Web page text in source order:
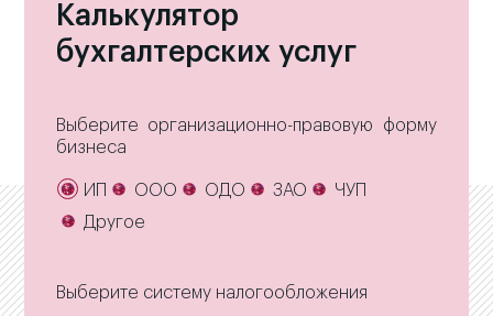
Калькулятор
бухгалтерских услуг
Выберите организационно-правовую форму
бизнеса
ИП ООО ОДО ЗАО
ЧУП
Другое
Выберите систему налогообложения